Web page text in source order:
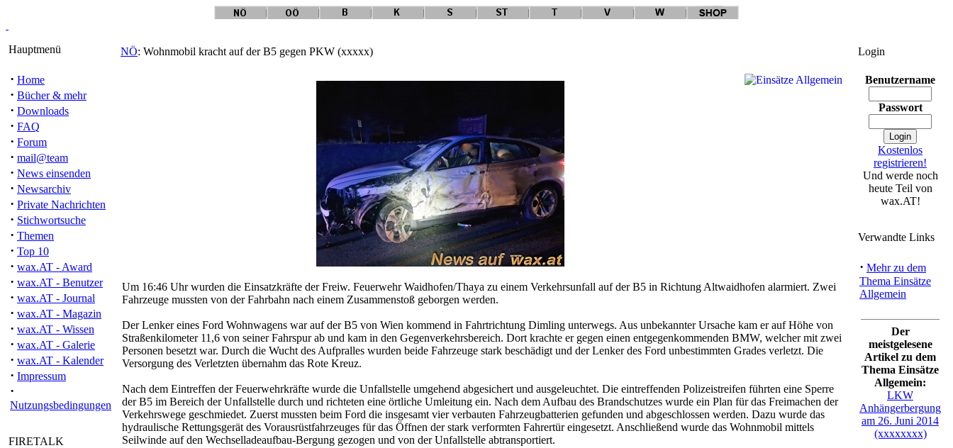
Hauptmenü
· Home
· Bücher & mehr
· Downloads
· FAQ
· Forum
· mail@team
· News einsenden
· Newsarchiv
· Private Nachrichten
· Stichwortsuche
· Themen
· Top 10
· wax.AT - Award
· wax.AT - Benutzer
· wax.AT - Journal
· wax.AT - Magazin
· wax.AT - Wissen
· wax.AT - Galerie
· wax.AT - Kalender
· Impressum
·
Nutzungsbedingungen
FIRETALK
NÖ: Wohnmobil kracht auf der B5 gegen PKW (xxxxx)
Um 16:46 Uhr wurden die Einsatzkräfte der Freiw. Feuerwehr Waidhofen/Thaya zu einem Verkehrsunfall auf der B5 in Richtung Altwaidhofen alarmiert. Zwei
Fahrzeuge mussten von der Fahrbahn nach einem Zusammenstoß geborgen werden.
Der Lenker eines Ford Wohnwagens war auf der B5 von Wien kommend in Fahrtrichtung Dimling unterwegs. Aus unbekannter Ursache kam er auf Höhe von
Straßenkilometer 11,6 von seiner Fahrspur ab und kam in den Gegenverkehrsbereich. Dort krachte er gegen einen entgegenkommenden BMW, welcher mit zwei
Personen besetzt war. Durch die Wucht des Aufpralles wurden beide Fahrzeuge stark beschädigt und der Lenker des Ford unbestimmten Grades verletzt. Die
Versorgung des Verletzten übernahm das Rote Kreuz.
Nach dem Eintreffen der Feuerwehrkräfte wurde die Unfallstelle umgehend abgesichert und ausgeleuchtet. Die eintreffenden Polizeistreifen führten eine Sperre
der B5 im Bereich der Unfallstelle durch und richteten eine örtliche Umleitung ein. Nach dem Aufbau des Brandschutzes wurde ein Plan für das Freimachen der
Verkehrswege geschmiedet. Zuerst mussten beim Ford die insgesamt vier verbauten Fahrzeugbatterien gefunden und abgeschlossen werden. Dazu wurde das
hydraulische Rettungsgerät des Vorausrüstfahrzeuges für das Öffnen der stark verformten Fahrertür eingesetzt. Anschließend wurde das Wohnmobil mittels
Seilwinde auf den Wechselladeaufbau-Bergung gezogen und von der Unfallstelle abtransportiert.
Login
Benutzername
Passwort
Kostenlos
registrieren!
Und werde noch
heute Teil von
wax.AT!
Verwandte Links
· Mehr zu dem
Thema Einsätze
Allgemein
Der
meistgelesene
Artikel zu dem
Thema Einsätze
Allgemein:
LKW
Anhängerbergung
am 26. Juni 2014
(xxxxxxxx)